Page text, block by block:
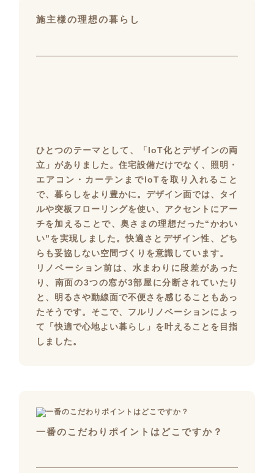
施主様の理想の暮らし
ひとつのテーマとして、「IoT化とデザインの両
立」がありました。住宅設備だけでなく、照明・
エアコン・カーテンまでIoTを取り入れること
で、暮らしをより豊かに。デザイン面では、タイ
ルや突板フローリングを使い、アクセントにアー
チを加えることで、奥さまの理想だった“かわい
い”を実現しました。快適さとデザイン性、どち
らも妥協しない空間づくりを意識しています。
リノベーション前は、水まわりに段差があった
り、南面の3つの窓が3部屋に分断されていたり
と、明るさや動線面で不便さを感じることもあっ
たそうです。そこで、フルリノベーションによっ
て「快適で心地よい暮らし」を叶えることを目指
しました。
一番のこだわりポイントはどこですか？